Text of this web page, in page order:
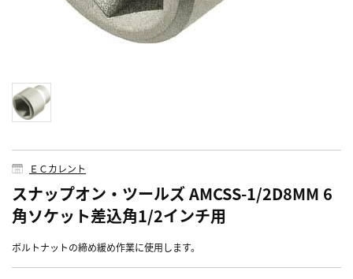
ＥＣカレント
スナップオン・ツールズ AMCSS-1/2D8MM 6
角ソケット差込角1/2インチ用
ボルトナットの締め緩め作業に使用します。